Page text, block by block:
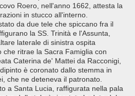
Roero, nell'anno 1662, attesta la
in stucco all'interno.
da due tele che spiccano fra il
la SS. Trinità e l'Assunta,
laterale di sinistra ospita
che ritrae la Sacra Famiglia con
Caterina de' Mattei da Racconigi,
è coronato dallo stemma in
che ne deteneva il patronato.
a Santa Lucia, raffigurata nella pala